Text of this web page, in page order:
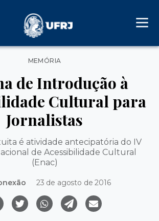
Categorias
MEMÓRIA
de Introdução à
Cultural para
Jornalistas
é atividade antecipatória do IV
de Acessibilidade Cultural
(Enac)
23 de agosto de 2016